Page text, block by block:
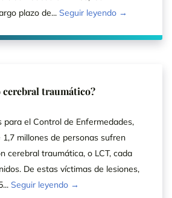
plazo de... Seguir leyendo →
cerebral traumático?
para el Control de Enfermedades,
millones de personas sufren
cerebral traumática, o LCT, cada
De estas víctimas de lesiones,
Seguir leyendo →